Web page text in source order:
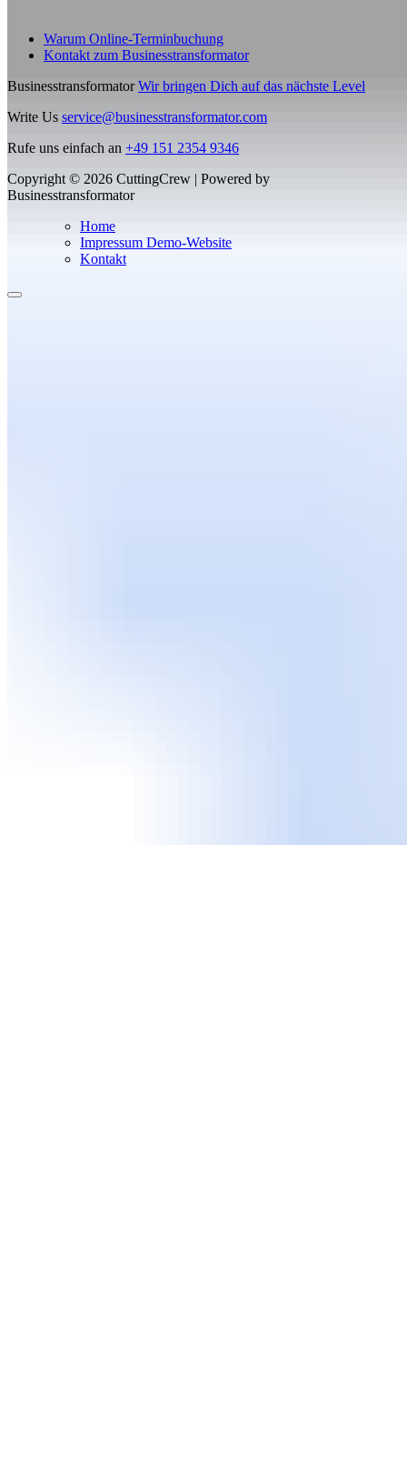
gewählt
werden
Warum Online-Terminbuchung
Kontakt zum Businesstransformator
Businesstransformator Wir bringen Dich auf das nächste Level
Write Us service@businesstransformator.com
Rufe uns einfach an +49 151 2354 9346
Copyright © 2026 CuttingCrew | Powered by
Businesstransformator
Home
Impressum Demo-Website
Kontakt